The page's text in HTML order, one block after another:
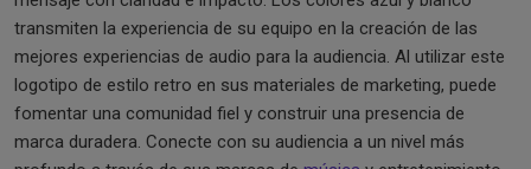
transmiten la experiencia de su equipo en la creación de las
mejores experiencias de audio para la audiencia. Al utilizar este
logotipo de estilo retro en sus materiales de marketing, puede
fomentar una comunidad fiel y construir una presencia de
marca duradera. Conecte con su audiencia a un nivel más